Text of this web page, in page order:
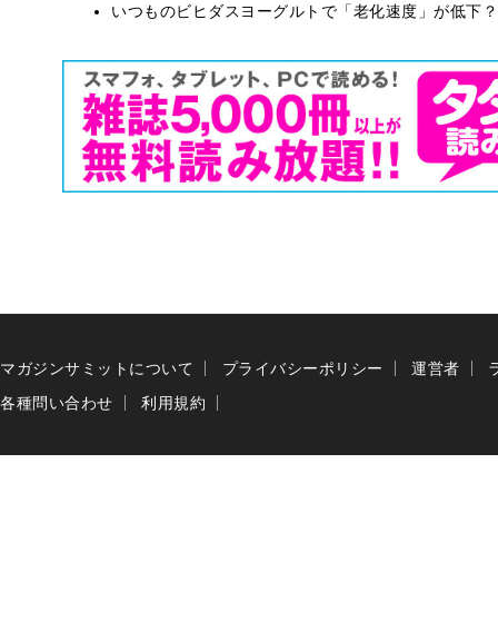
いつものビヒダスヨーグルトで「老化速度」が低
マガジンサミットについて プライバシーポリシー 運営者
各種問い合わせ
利用規約